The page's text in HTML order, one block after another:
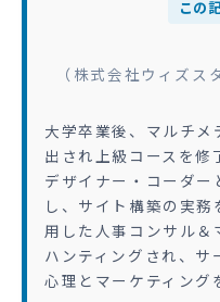
この
（株式会社ウィズ
大学卒業後、マルチメ
出され上級コースを
デザイナー・コーダー
し、サイト構築の実
用した人事コンサル＆
ハンティングされ、サ
心理とマーケティング